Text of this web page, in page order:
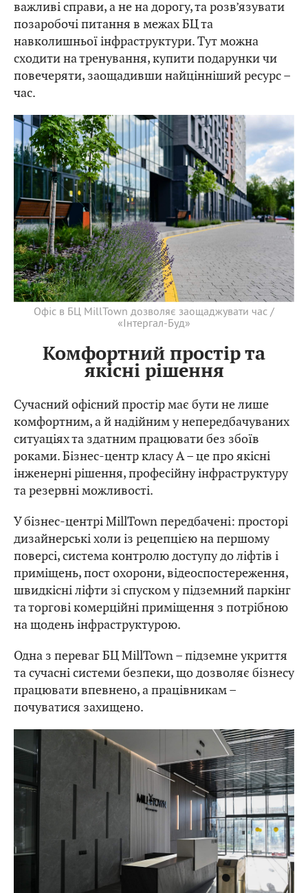
важливі справи, а не на дорогу, та розв’язувати
позаробочі питання в межах БЦ та
навколишньої інфраструктури. Тут можна
сходити на тренування, купити подарунки чи
повечеряти, заощадивши найцінніший ресурс –
час.
Офіс в БЦ MillTown дозволяє заощаджувати час /
«Інтергал-Буд»
Комфортний простір та
якісні рішення
Сучасний офісний простір має бути не лише
комфортним, а й надійним у непередбачуваних
ситуаціях та здатним працювати без збоїв
роками. Бізнес-центр класу А – це про якісні
інженерні рішення, професійну інфраструктуру
та резервні можливості.
У бізнес-центрі MillTown передбачені: просторі
дизайнерські холи із рецепцією на першому
поверсі, система контролю доступу до ліфтів і
приміщень, пост охорони, відеоспостереження,
швидкісні ліфти зі спуском у підземний паркінг
та торгові комерційні приміщення з потрібною
на щодень інфраструктурою.
Одна з переваг БЦ MillTown – підземне укриття
та сучасні системи безпеки, що дозволяє бізнесу
працювати впевнено, а працівникам –
почуватися захищено.